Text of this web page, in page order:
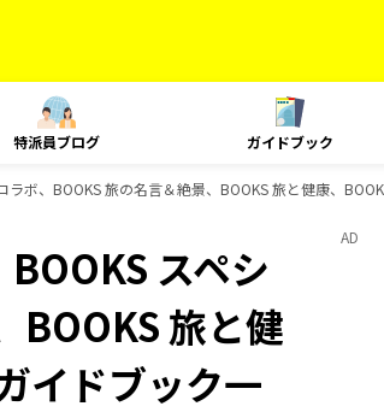
特派員ブログ ガイドブック
ボ、BOOKS 旅の名言＆絶景、BOOKS 旅と健康、
スペシ
BOOKS 旅と健
イドブック一
AD